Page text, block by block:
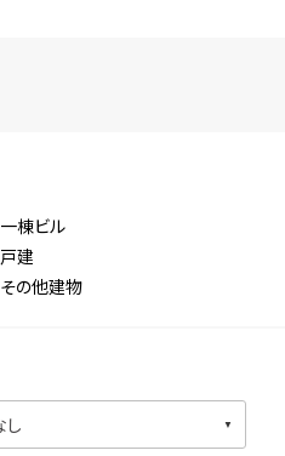
一棟ビル
戸建
その他建物